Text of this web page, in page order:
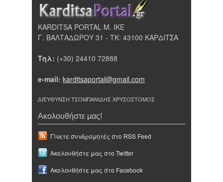
KARDITSA PORTAL Μ. ΙΚΕ
Γ. ΒΑΛΤΑΔΩΡΟΥ 31 - ΤΚ: 43100 ΚΑΡΔΙΤΣΑ
Τηλ: (+30) 24410 72888
e-mail: karditsaportal@gmail.com
ΔΙΕΥΘΥΝΣΗ ΤΣΟΜΠΑΝΙΔΗΣ ΧΡΥΣΟΣΤΟΜΟΣ
Ακολουθήστε μας!
Γίνετε συνδρομητές στο RSS Feed
Ακολουθήστε μας στο Twitter
Ακολουθήστε μας στο Facebook